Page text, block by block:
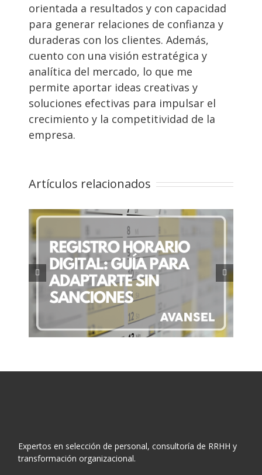
orientada a resultados y con capacidad
para generar relaciones de confianza y
duraderas con los clientes. Además,
cuento con una visión estratégica y
analítica del mercado, lo que me
permite aportar ideas creativas y
soluciones efectivas para impulsar el
crecimiento y la competitividad de la
empresa.
Artículos relacionados
Retribución flexible: Qué es y
cómo optimiza tu salario
Expertos en selección de personal, consultoría de RRHH y
transformación organizacional.